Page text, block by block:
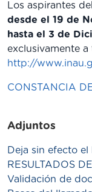
Los aspirantes
desde el 19 de
hasta el 3 de
exclusivamente
http://
CONSTANCIA
Adjuntos
Deja sin efecto el
RESULTADOS
Validación de